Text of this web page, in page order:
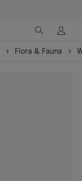
Flora & Fauna